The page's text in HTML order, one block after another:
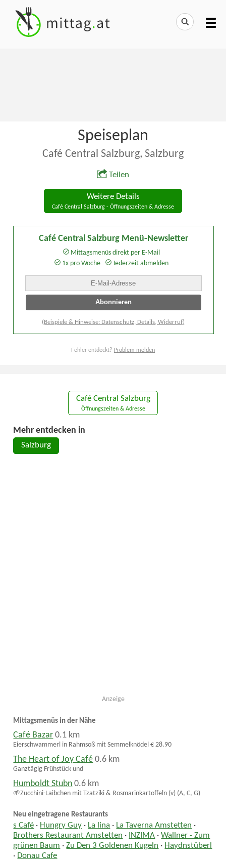
Speiseplan
Café Central Salzburg, Salzburg
Teilen
Weitere Details
Café Central Salzburg - Öffnungszeiten & Adresse
Café Central Salzburg Menü-Newsletter
Mittagsmenüs direkt per E-Mail
1x pro Woche
Jederzeit abmelden
(Beispiele & Hinweise: Datenschutz, Details, Widerruf)
Fehler entdeckt? Problem melden
Café Central Salzburg
Öffnungszeiten & Adresse
Mehr entdecken in
Salzburg
Anzeige
Mittagsmenüs in der Nähe
Café Bazar 0.1 km
Eierschwammerl in Rahmsoß mit Semmelknödel € 28.90
The Heart of Joy Café 0.6 km
Ganztägig Frühstück und
Humboldt Stubn 0.6 km
🌱Zucchini-Laibchen mit Tzatziki & Rosmarinkartoffeln (v) (A, C, G)
Neu eingetragene Restaurants
s Café · Hungry Guy · La lina · La Taverna Amstetten ·
Brothers Restaurant Amstetten · INZIMA ·Wallner - Zum
grünen Baum ·Zu Den 3 Goldenen Kugeln · Haydnstüberl
· Donau Cafe